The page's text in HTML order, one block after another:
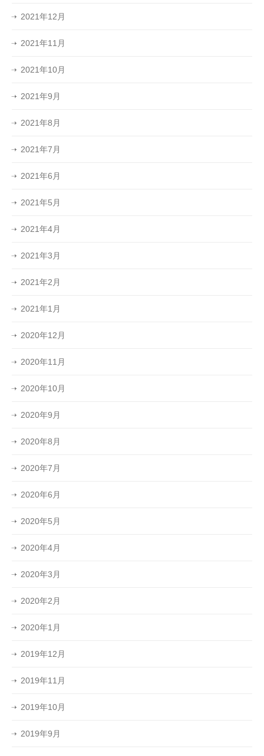
2021年12月
2021年11月
2021年10月
2021年9月
2021年8月
2021年7月
2021年6月
2021年5月
2021年4月
2021年3月
2021年2月
2021年1月
2020年12月
2020年11月
2020年10月
2020年9月
2020年8月
2020年7月
2020年6月
2020年5月
2020年4月
2020年3月
2020年2月
2020年1月
2019年12月
2019年11月
2019年10月
2019年9月